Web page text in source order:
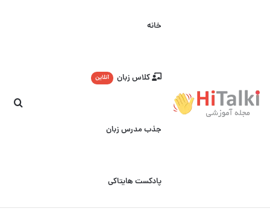
خانه
کلاس زبان آنلاین
جذب مدرس زبان
پادکست هایتاکی